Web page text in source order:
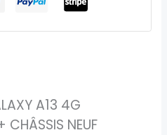
A13 4G
NEUF